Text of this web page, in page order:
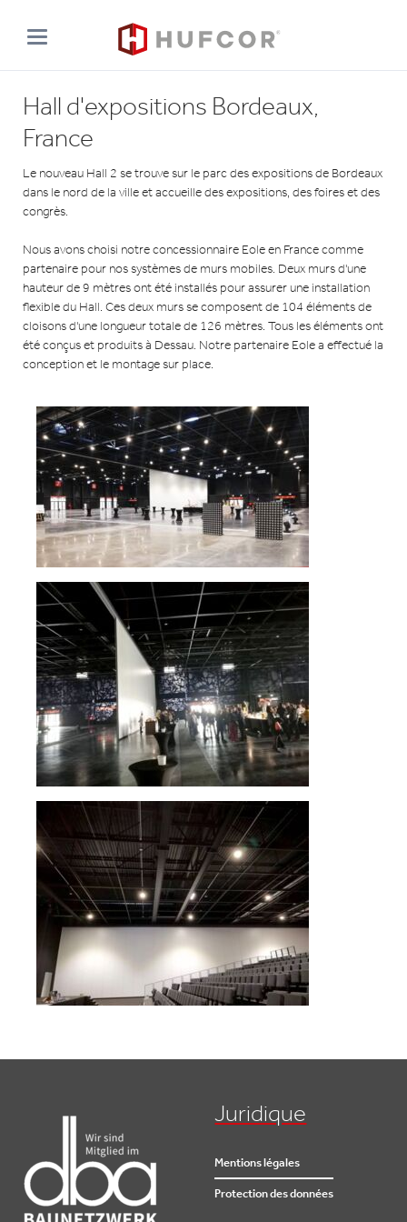
Hall d'expositions Bordeaux,
France
Le nouveau Hall 2 se trouve sur le parc des expositions de Bordeaux
dans le nord de la ville et accueille des expositions, des foires et des
congrès.
Nous avons choisi notre concessionnaire Eole en France comme
partenaire pour nos systèmes de murs mobiles. Deux murs d'une
hauteur de 9 mètres ont été installés pour assurer une installation
flexible du Hall. Ces deux murs se composent de 104 éléments de
cloisons d'une longueur totale de 126 mètres. Tous les éléments ont
été conçus et produits à Dessau. Notre partenaire Eole a effectué la
conception et le montage sur place.
Juridique
Mentions légales
Protection des données